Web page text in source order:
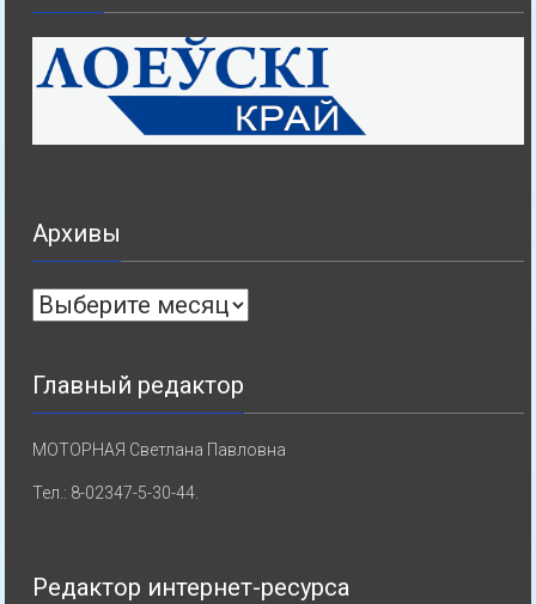
Архивы
Архивы
Главный редактор
МОТОРНАЯ Светлана Павловна
Тел.: 8-02347-5-30-44.
Редактор интернет-ресурса